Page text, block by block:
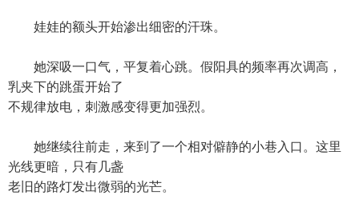
娃娃的额头开始渗出细密的汗珠。
她深吸一口气，平复着心跳。假阳具的频率再次调高，
乳夹下的跳蛋开始了
不规律放电，刺激感变得更加强烈。
她继续往前走，来到了一个相对僻静的小巷入口。这里
光线更暗，只有几盏
老旧的路灯发出微弱的光芒。